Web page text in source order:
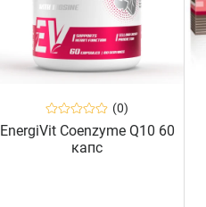
(0)
EnergiVit Coenzyme Q10 60
капс